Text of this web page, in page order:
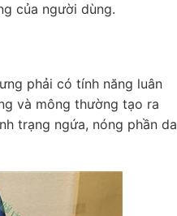
của người dùng.
phải có tính năng luân
và mông thường tạo ra
trạng ngứa, nóng phần da